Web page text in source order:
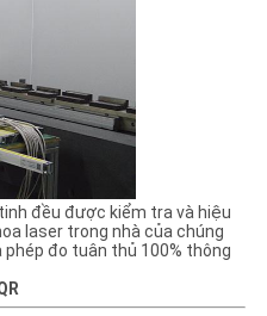
đều được kiểm tra và hiệu
laser trong nhà của chúng
đo tuân thủ 100% thông